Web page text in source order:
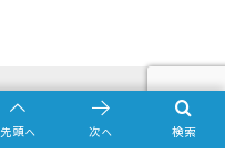
検索
先頭へ 次へ